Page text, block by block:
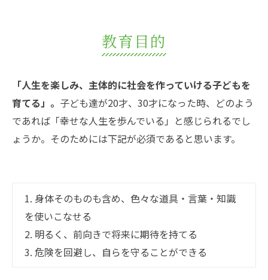
教育目的
「人生を楽しみ、主体的に社会を作っていける子どもを
育てる」。 子ども達が20才、30才になった時、どのよう
であれば「幸せな人生を歩んでいる」と感じられるでし
ょうか。そのためには下記が必須であると思います。
1. 身体そのものも含め、色々な道具・言葉・知識
を使いこなせる
2. 明るく、前向きで将来に期待を持てる
3. 危険を回避し、自らを守ることができる